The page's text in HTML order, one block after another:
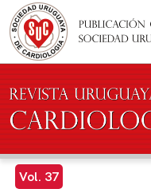
Pasar al contenido principal
Vol. 37